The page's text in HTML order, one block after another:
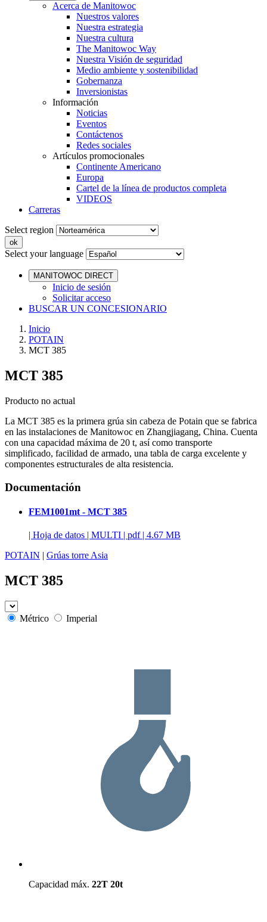
Acerca de Manitowoc
Nuestros valores
Nuestra estrategia
Nuestra cultura
The Manitowoc Way
Nuestra Visión de seguridad
Medio ambiente y sostenibilidad
Gobernanza
Inversionistas
Información
Noticias
Eventos
Contáctenos
Redes sociales
Artículos promocionales
Continente Americano
Europa
Cartel de la línea de productos completa
VIDEOS
Carreras
Select region
Select your language
MANITOWOC DIRECT
Inicio de sesión
Solicitar acceso
BUSCAR UN CONCESIONARIO
Inicio
POTAIN
MCT 385
MCT 385
Producto no actual
La MCT 385 es la primera grúa sin cabeza de Potain que se fabrica
en las instalaciones de Manitowoc en Zhangjiagang, China. Cuenta
con una capacidad máxima de 20 t, así como transporte
simplificado, facilidad de armado, una tabla de carga excelente y
componentes estructurales de alta resistencia.
Documentación
FEM1001mt - MCT 385
| Hoja de datos | MULTI | pdf | 4.67 MB
POTAIN | Grúas torre Asia
MCT 385
Métrico Imperial
Capacidad máx. 22T 20t